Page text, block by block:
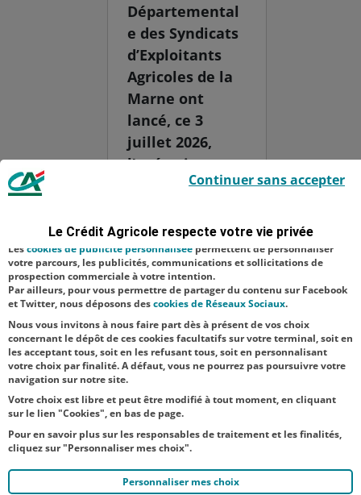
Départemental
e des Syndicats
d’Exploitants
Agricoles de la
Marne ont
lancé, ce 3
juillet 2026,
l’opération
solidarité
venir en aide
aux éleveurs
faisant face aux
difficultés
d’appr...
Le Crédit Agricole respecte votre vie privée
indispensables car utilisés à des fins de bon fonctionnement et de
sécurité ; d’autres sont facultatifs. Les
satisfaction facultatifs.
Lescookies de publicité personnalisée permettent de personnaliser
votre parcours, les publicités, communications et sollicitations de
prospection commerciale à votre intention.
Par ailleurs, pour vous permettre de partager du contenu sur Facebook
et Twitter, nous déposons descookies de Réseaux Sociaux.
Nous vous invitons à nous faire part dès à présent de vos choix
concernant le dépôt de ces cookies facultatifs sur votre terminal, soit en
les acceptant tous, soit en les refusant tous, soit en personnalisant
votre choix par finalité. A défaut, vous ne pourrez pas poursuivre votre
navigation sur notre site.
Votre choix est libre et peut être modifié à tout moment, en cliquant
sur le lien "Cookies", en bas de page.
Pour en savoir plus sur les responsables de traitement et les finalités,
cliquez sur "Personnaliser mes choix".
Personnaliser mes choix
Continuer sans accepter